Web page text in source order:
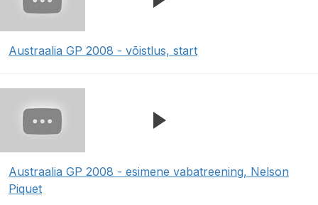
Austraalia GP 2008 - võistlus, start
Austraalia GP 2008 - esimene vabatreening, Nelson
Piquet